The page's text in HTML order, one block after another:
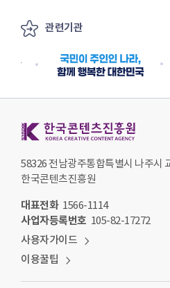
관련기관
58326 전남광주통합특별시 나주시
한국콘텐츠진흥원
대표전화 1566-1114
사업자등록번호 105-82-17272
사용자가이드
이용꿀팁